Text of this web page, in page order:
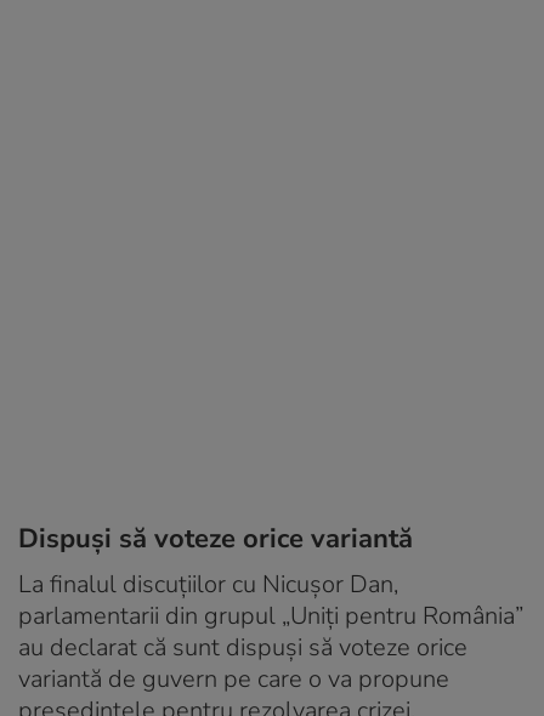
Dispuși să voteze orice variantă
La finalul discuțiilor cu Nicușor Dan,
parlamentarii din grupul „Uniți pentru România”
au declarat că sunt dispuși să voteze orice
variantă de guvern pe care o va propune